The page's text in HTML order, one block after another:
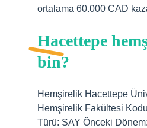
ortalama 60.000 CAD
Hacettepe
bin?
Hemşirelik Hacettepe
Hemşirelik Fakültesi
Türü: SAY Önceki